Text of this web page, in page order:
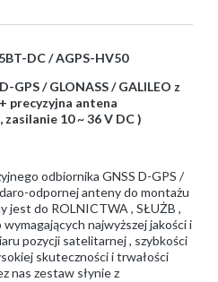
DC / AGPS-HV50
GPS / GLONASS / GALILEO z
precyzyjna antena
10 ~ 36 V DC )
odbiornika GNSS D-GPS /
odpornej anteny do montażu
jest do ROLNICTWA , SŁUŻB ,
najwyższej jakości i
pozycji satelitarnej , szybkości
skuteczności i trwałości
nas zestaw słynie z